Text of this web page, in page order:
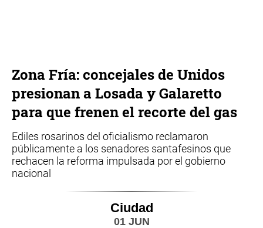
Zona Fría: concejales de Unidos
presionan a Losada y Galaretto
para que frenen el recorte del gas
Ediles rosarinos del oficialismo reclamaron
públicamente a los senadores santafesinos que
rechacen la reforma impulsada por el gobierno
nacional
Ciudad
01 JUN